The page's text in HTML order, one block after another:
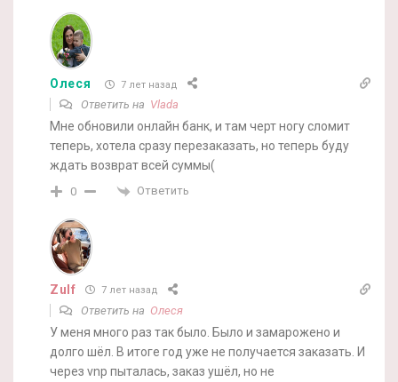
Олеся 7 лет назад
Ответить на Vlada
Мне обновили онлайн банк, и там черт ногу сломит
теперь, хотела сразу перезаказать, но теперь буду
ждать возврат всей суммы(
0 Ответить
Zulf 7 лет назад
Ответить на Олеся
У меня много раз так было. Было и замарожено и
долго шёл. В итоге год уже не получается заказать. И
через vnp пыталась, заказ ушёл, но не